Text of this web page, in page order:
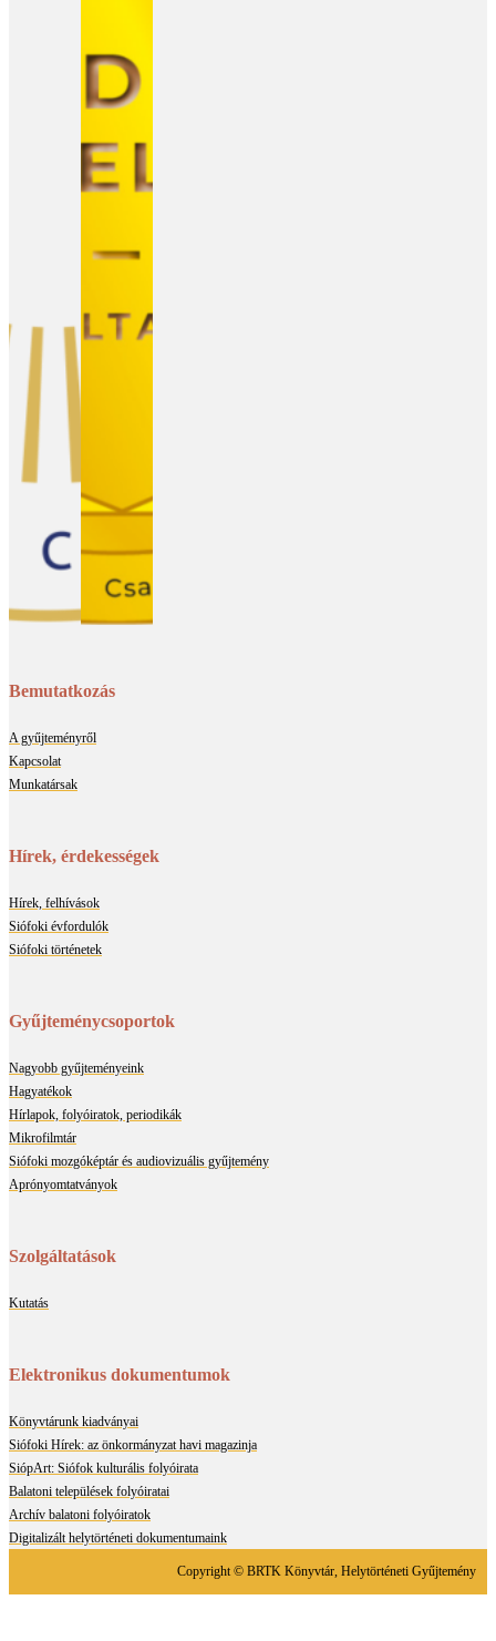
Bemutatkozás
A gyűjteményről
Kapcsolat
Munkatársak
Hírek, érdekességek
Hírek, felhívások
Siófoki évfordulók
Siófoki történetek
Gyűjteménycsoportok
Nagyobb gyűjteményeink
Hagyatékok
Hírlapok, folyóiratok, periodikák
Mikrofilmtár
Siófoki mozgóképtár és audiovizuális gyűjtemény
Aprónyomtatványok
Szolgáltatások
Kutatás
Elektronikus dokumentumok
Könyvtárunk kiadványai
Siófoki Hírek: az önkormányzat havi magazinja
SiópArt: Siófok kulturális folyóirata
Balatoni települések folyóiratai
Archív balatoni folyóiratok
Digitalizált helytörténeti dokumentumaink
Copyright © BRTK Könyvtár, Helytörténeti Gyűjtemény